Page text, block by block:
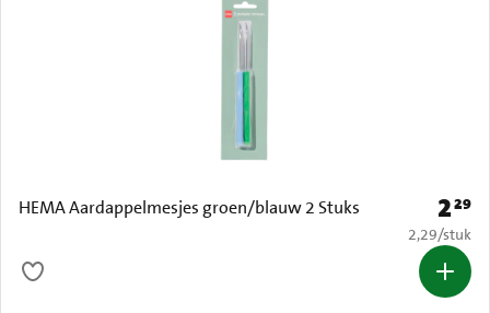
HEMA Aardappelmesjes groen/blauw 2 Stuks Prijs:
229
€ 2,29 per
2,29/stuk